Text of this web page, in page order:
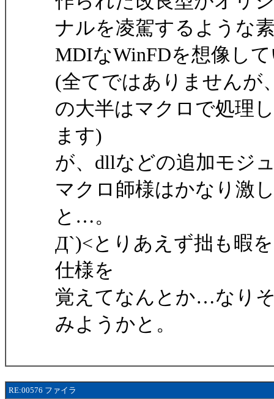
ナルを凌駕するような
MDIなWinFDを想像し
(全てではありませんが
の大半はマクロで処理
ます)
が、dllなどの追加モジ
マクロ師様はかなり激
と…。
Д`)<とりあえず拙も暇
仕様を
覚えてなんとか…なり
みようかと。
RE:00576 ファイラ